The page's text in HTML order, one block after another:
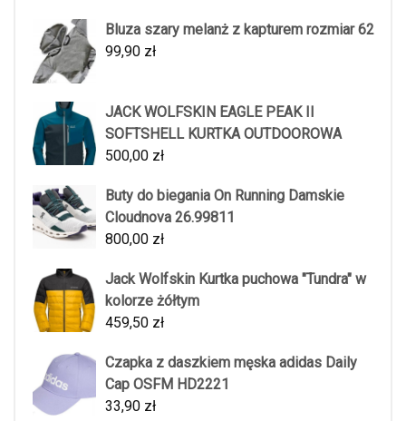
Bluza szary melanż z kapturem rozmiar 62
99,90 zł
JACK WOLFSKIN EAGLE PEAK II
SOFTSHELL KURTKA OUTDOOROWA
500,00 zł
Buty do biegania On Running Damskie
Cloudnova 26.99811
800,00 zł
Jack Wolfskin Kurtka puchowa "Tundra" w
kolorze żółtym
459,50 zł
Czapka z daszkiem męska adidas Daily
Cap OSFM HD2221
33,90 zł